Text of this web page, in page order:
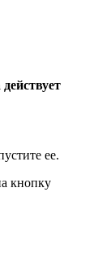
ее.
кнопку